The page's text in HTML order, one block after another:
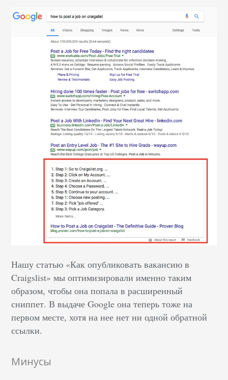
Нашу статью «Как опубликовать вакансию в
Craigslist» мы оптимизировали именно таким
образом, чтобы она попала в расширенный
сниппет. В выдаче Google она теперь тоже на
первом месте, хотя на нее нет ни одной обратной
ссылки.
Минусы